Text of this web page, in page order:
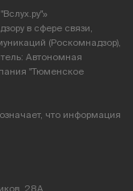
в сфере связи,
(Роскомнадзор),
Автономная
"Тюменское
что информация
28А